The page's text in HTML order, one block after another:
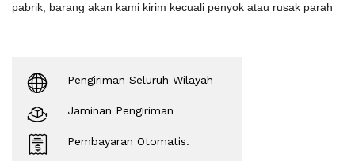
pabrik, barang akan kami kirim kecuali penyok atau rusak parah
Pengiriman Seluruh Wilayah
Jaminan Pengiriman
Pembayaran Otomatis.